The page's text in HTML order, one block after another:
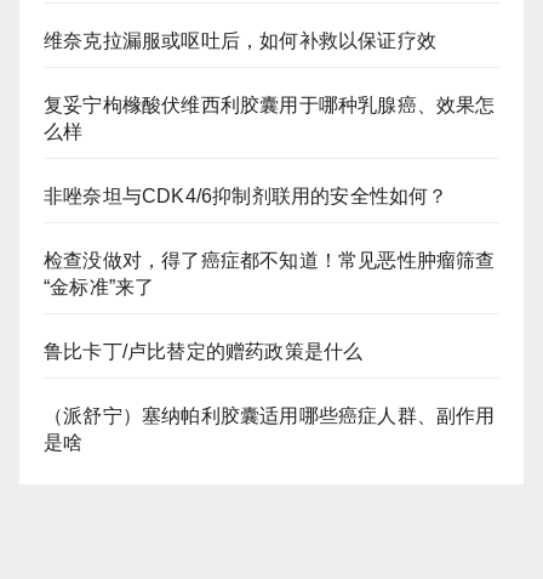
维奈克拉漏服或呕吐后，如何补救以保证疗效
复妥宁枸橼酸伏维西利胶囊用于哪种乳腺癌、效果怎
么样
非唑奈坦与CDK4/6抑制剂联用的安全性如何？
检查没做对，得了癌症都不知道！常见恶性肿瘤筛查
“金标准”来了
鲁比卡丁/卢比替定的赠药政策是什么
（派舒宁）塞纳帕利胶囊适用哪些癌症人群、副作用
是啥